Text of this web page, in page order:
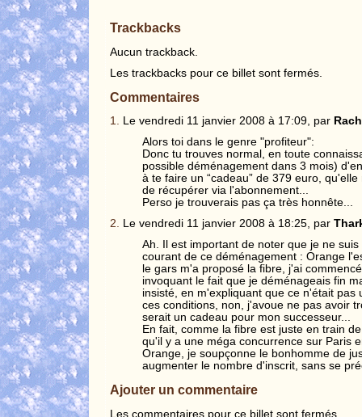
Trackbacks
Aucun trackback.
Les trackbacks pour ce billet sont fermés.
Commentaires
1. Le vendredi 11 janvier 2008 à 17:09, par Rach
Alors toi dans le genre "profiteur":
Donc tu trouves normal, en toute
possible déménagement dans 3 mois)
à te faire un “cadeau” de 379 euro,
de récupérer via l'abonnement...
Perso je trouverais pas ça très honnête...
2. Le vendredi 11 janvier 2008 à 18:25, par
Ah. Il est important de noter que je ne
courant de ce déménagement : Orange
le gars m'a proposé la fibre, j'ai
invoquant le fait que je déménageais fin
insisté, en m'expliquant que ce n'était pas
ces conditions, non, j'avoue ne pas avoir
serait un cadeau pour mon successeur...
En fait, comme la fibre est juste en train
qu'il y a une méga concurrence sur Paris
Orange, je soupçonne le bonhomme de
augmenter le nombre d'inscrit, sans se
Ajouter un commentaire
Les commentaires pour ce billet sont fermés.